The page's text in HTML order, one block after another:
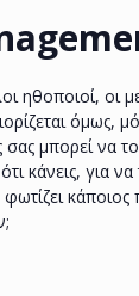
ηθοποιοί, οι
μπορεί να
κάνεις, για